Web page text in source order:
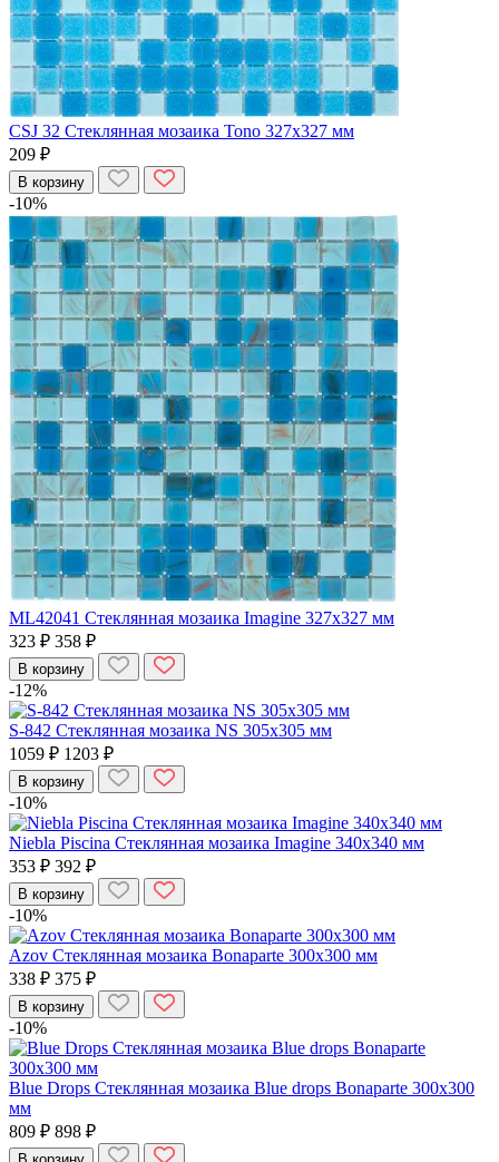
CSJ 32 Стеклянная мозаика Tono 327x327 мм
209 ₽
В корзину
-10%
ML42041 Стеклянная мозаика Imagine 327x327 мм
323 ₽ 358 ₽
В корзину
-12%
S-842 Стеклянная мозаика NS 305x305 мм
1059 ₽ 1203 ₽
В корзину
-10%
Niebla Piscina Стеклянная мозаика Imagine 340x340 мм
353 ₽ 392 ₽
В корзину
-10%
Azov Стеклянная мозаика Bonaparte 300x300 мм
338 ₽ 375 ₽
В корзину
-10%
Blue Drops Стеклянная мозаика Blue drops Bonaparte 300x300
мм
809 ₽ 898 ₽